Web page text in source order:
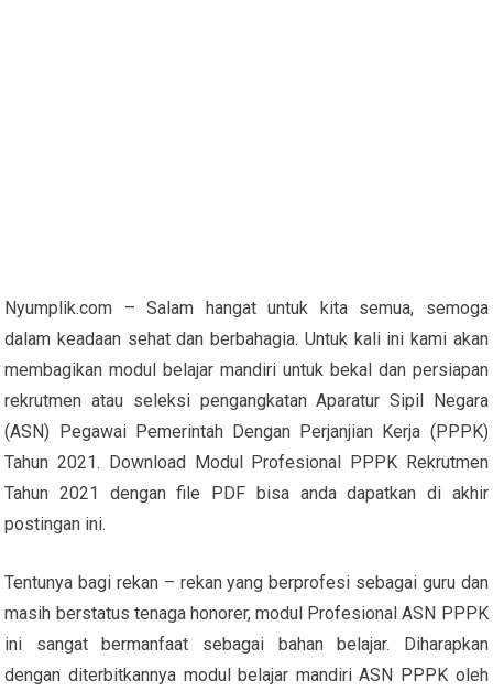
Nyumplik.com – Salam hangat untuk kita semua, semoga
dalam keadaan sehat dan berbahagia. Untuk kali ini kami akan
membagikan modul belajar mandiri untuk bekal dan persiapan
rekrutmen atau seleksi pengangkatan Aparatur Sipil Negara
(ASN) Pegawai Pemerintah Dengan Perjanjian Kerja (PPPK)
Tahun 2021. Download Modul Profesional PPPK Rekrutmen
Tahun 2021 dengan file PDF bisa anda dapatkan di akhir
postingan ini.
Tentunya bagi rekan – rekan yang berprofesi sebagai guru dan
masih berstatus tenaga honorer, modul Profesional ASN PPPK
ini sangat bermanfaat sebagai bahan belajar. Diharapkan
dengan diterbitkannya modul belajar mandiri ASN PPPK oleh